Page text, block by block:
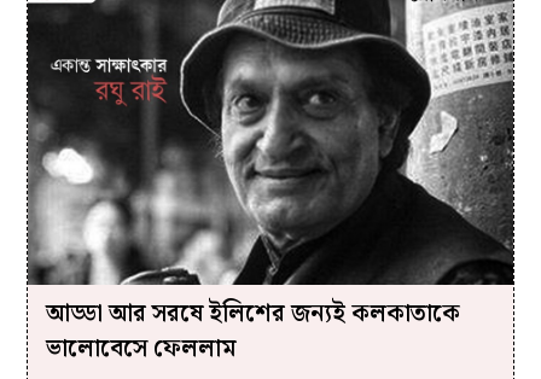
আড্ডা আর সরষে ইলিশের জন্যই কলকাতাকে
ভালোবেসে ফেললাম